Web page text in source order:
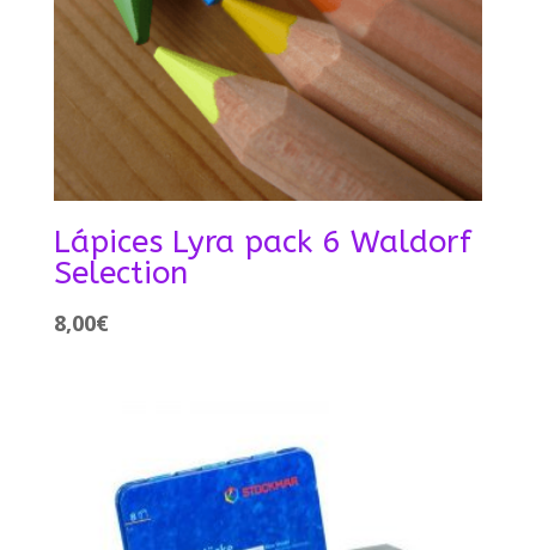
Lápices Lyra pack 6 Waldorf
Selection
8,00€